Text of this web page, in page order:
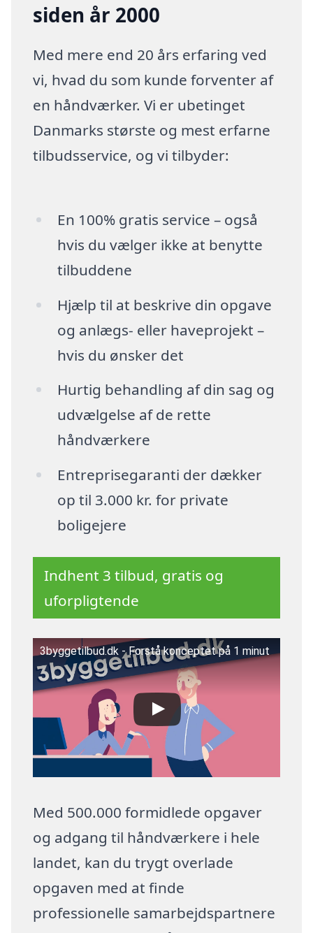
siden år 2000
Med mere end 20 års erfaring ved
vi, hvad du som kunde forventer af
en håndværker. Vi er ubetinget
Danmarks største og mest erfarne
tilbudsservice, og vi tilbyder:
En 100% gratis service – også
hvis du vælger ikke at benytte
tilbuddene
Hjælp til at beskrive din opgave
og anlægs- eller haveprojekt –
hvis du ønsker det
Hurtig behandling af din sag og
udvælgelse af de rette
håndværkere
Entreprisegaranti der dækker
op til 3.000 kr. for private
boligejere
Indhent 3 tilbud, gratis og
uforpligtende
3byggetilbud.dk - Forstå konceptet på 1 minut
Med 500.000 formidlede opgaver
og adgang til håndværkere i hele
landet, kan du trygt overlade
opgaven med at finde
professionelle samarbejdspartnere